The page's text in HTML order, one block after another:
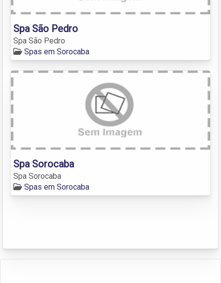
Spa São Pedro
Spa São Pedro
Spas em Sorocaba
Spa Sorocaba
Spa Sorocaba
Spas em Sorocaba